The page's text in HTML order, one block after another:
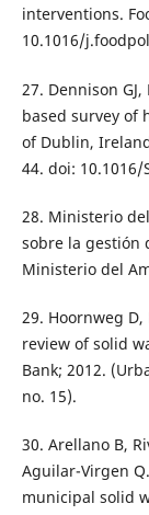
interventions.
10.1016/
27. Dennison
based survey of
of Dublin,
44. doi: 10.1016/
28. Ministerio
sobre la gestión
Ministerio del
29. Hoornweg
review of solid
Bank; 2012.
no. 15).
30. Arellano B,
Aguilar-Virgen
municipal solid